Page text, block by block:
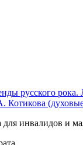
русского
Котикова
для инвалидов и